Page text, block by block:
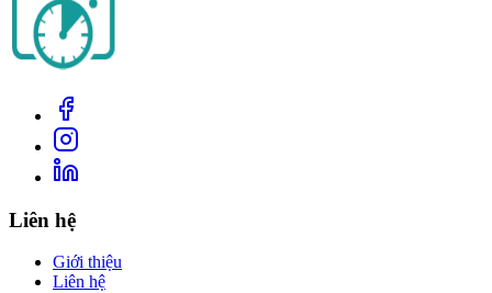
Liên hệ
Giới thiệu
Liên hệ